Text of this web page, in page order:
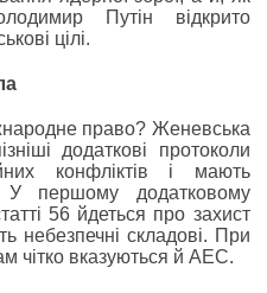
Путін відкрито
цілі.
право? Женевська
додаткові протоколи
конфліктів і мають
У першому додатковому
56 йдеться про захист
небезпечні складові. При
чітко вказуються й АЕС.